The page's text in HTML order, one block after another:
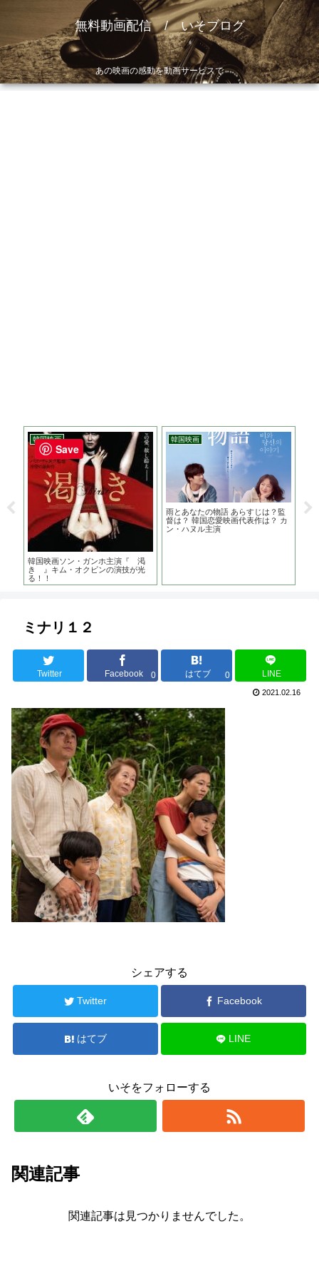
無料動画配信 / いそブログ
あの映画の感動を動画サービスで
家
韓国映画
韓国映画ソン・ガンホ主演『 渇
き 』キム・オクビンの演技が光
る！！
韓国映画
雨とあなたの物語 あらすじは？監
督は？ 韓国恋愛映画代表作は？ カ
ン・ハヌル主演
闇
ミナリ１２
Twitter Facebook 0 はてブ 0 LINE
2021.02.16
シェアする
Twitter Facebook
はてブ LINE
いそをフォローする
関連記事
関連記事は見つかりませんでした。
Save